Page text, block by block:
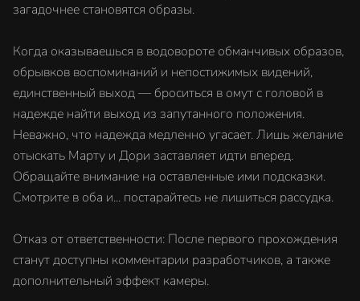
загадочнее становятся образы.
Когда оказываешься в водовороте обманчивых образов,
обрывков воспоминаний и непостижимых видений,
единственный выход — броситься в омут с головой в
надежде найти выход из запутанного положения.
Неважно, что надежда медленно угасает. Лишь желание
отыскать Марту и Дори заставляет идти вперед.
Обращайте внимание на оставленные ими подсказки.
Смотрите в оба и... постарайтесь не лишиться рассудка.
Отказ от ответственности: После первого прохождения
станут доступны комментарии разработчиков, а также
дополнительный эффект камеры.